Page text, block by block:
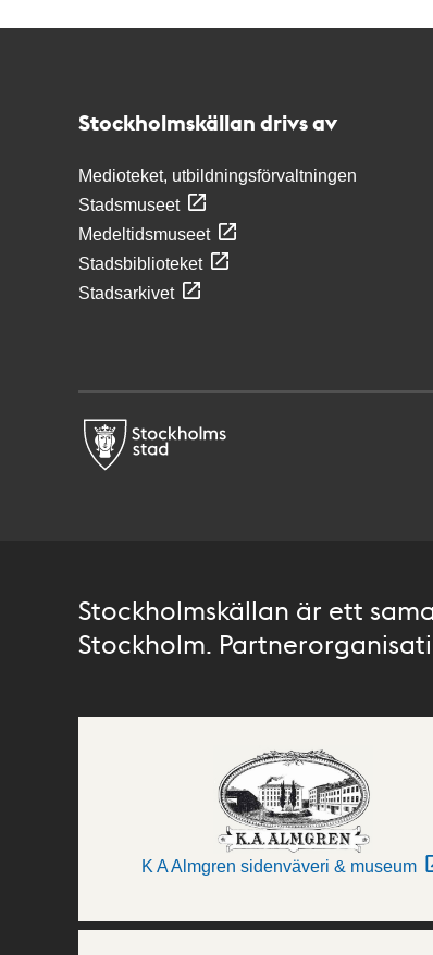
Stockholmskällan drivs av
Medioteket, utbildningsförvaltningen
Stadsmuseet
Medeltidsmuseet
Stadsbiblioteket
Stadsarkivet
Stockholmskällan är ett
Stockholm.
K A Almgren sidenväveri & museum